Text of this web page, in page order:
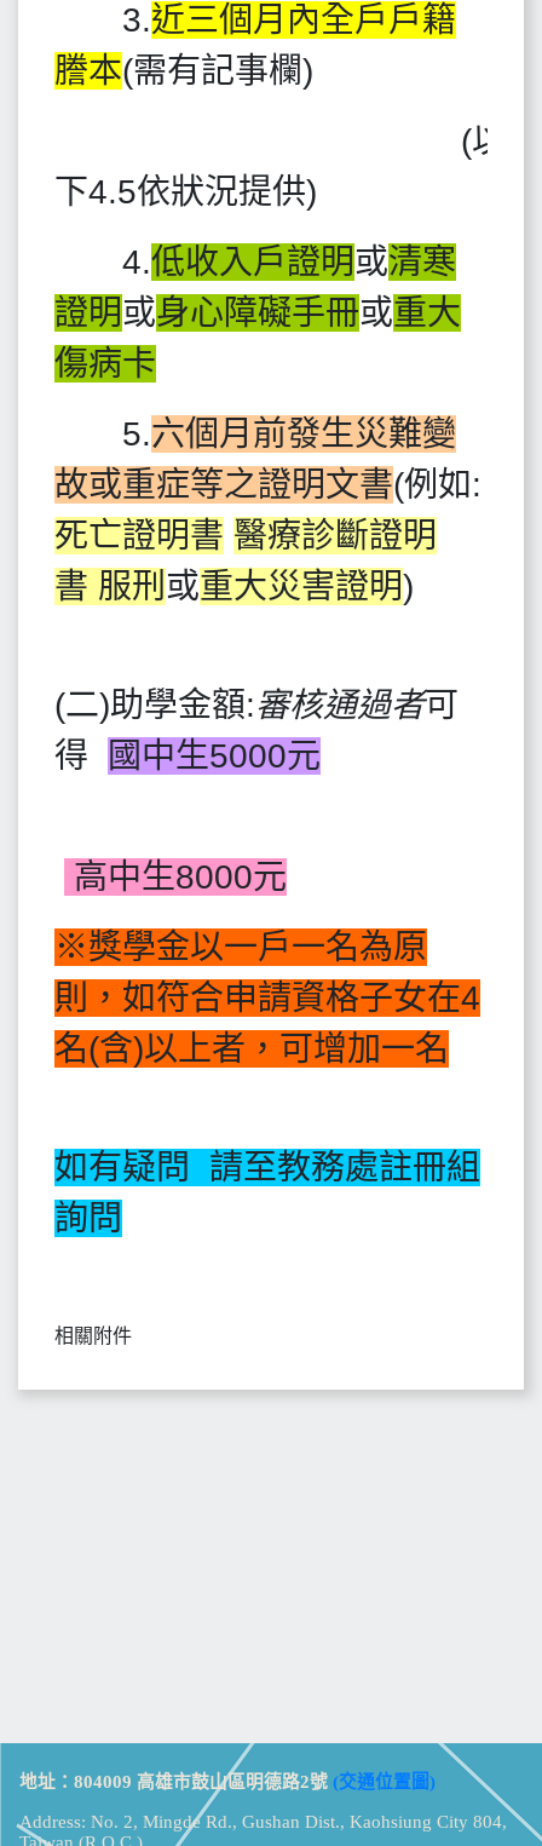
3.近三個月內全戶戶籍
謄本(需有記事欄)
(以
下4.5依狀況提供)
4.低收入戶證明或清寒
證明或身心障礙手冊或重大
傷病卡
5.六個月前發生災難變
故或重症等之證明文書(例如:
死亡證明書 醫療診斷證明
書 服刑 或重大災害證明)
(二)助學金額:審核通過者可
得
國中生5000元
高中生8000元
※獎學金以一戶一名為原
則，如符合申請資格子女在4
名(含)以上者，可增加一名
如有疑問 請至教務處註冊組
詢問
相關附件
地址：804009 高雄市鼓山區明德路2號 (交通位置圖)
Address: No. 2, Mingde Rd., Gushan Dist., Kaohsiung City 804,